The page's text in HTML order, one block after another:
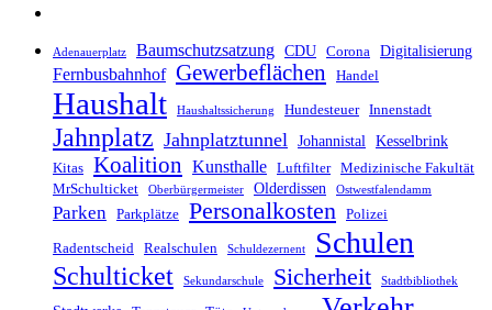
Adenauerplatz Baumschutzsatzung CDU Corona Digitalisierung
Fernbusbahnhof Gewerbeflächen Handel
Haushalt Haushaltssicherung Hundesteuer Innenstadt
Jahnplatz Jahnplatztunnel Johannistal Kesselbrink
Kitas Koalition Kunsthalle Luftfilter
Medizinische Fakultät
MrSchulticket
Oberbürgermeister Olderdissen Ostwestfalendamm
Parken Parkplätze Personalkosten Polizei
Radentscheid Realschulen Schuldezernent Schulen
Schulticket Sekundarschule Sicherheit Stadtbibliothek